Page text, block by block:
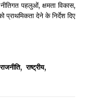
पहलुओं, क्षमता विकास,
देने के निर्देश दिए
राजनीति, राष्ट्रीय,